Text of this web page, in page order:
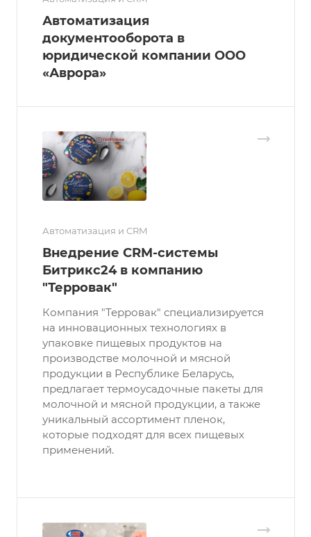
Автоматизация
документооборота в
юридической компании ООО
«Аврора»
Автоматизация и CRM
Внедрение CRM-системы
Битрикс24 в компанию
"Терровак"
Компания "Терровак" специализируется
на инновационных технологиях в
упаковке пищевых продуктов на
производстве молочной и мясной
продукции в Республике Беларусь,
предлагает термоусадочные пакеты для
молочной и мясной продукции, а также
уникальный ассортимент пленок,
которые подходят для всех пищевых
применений.